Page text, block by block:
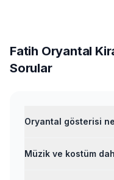
Fatih Oryantal
Sorular
Oryantal gösterisi
Müzik ve kostüm